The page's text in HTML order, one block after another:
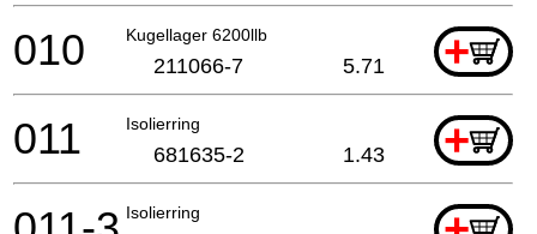
Kugellager 6200llb +
010 211066-7 5.71
Isolierring +
011 681635-2 1.43
Isolierring